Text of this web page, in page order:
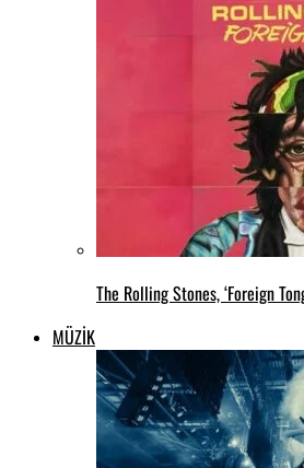
The Rolling Stones, ‘Foreign
MÜZİK